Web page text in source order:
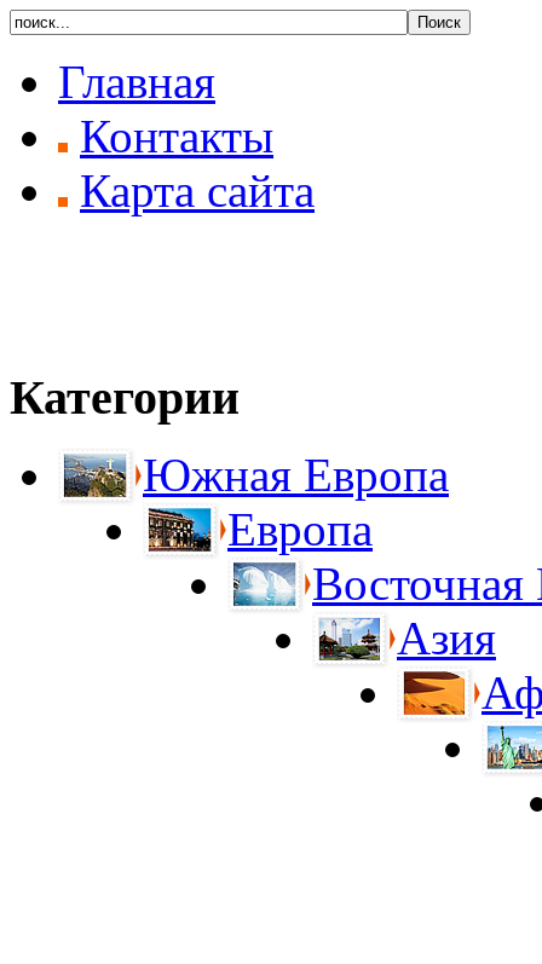
Главная
Контакты
Карта сайта
Категории
Южная Европа
Европа
Восточная
Азия